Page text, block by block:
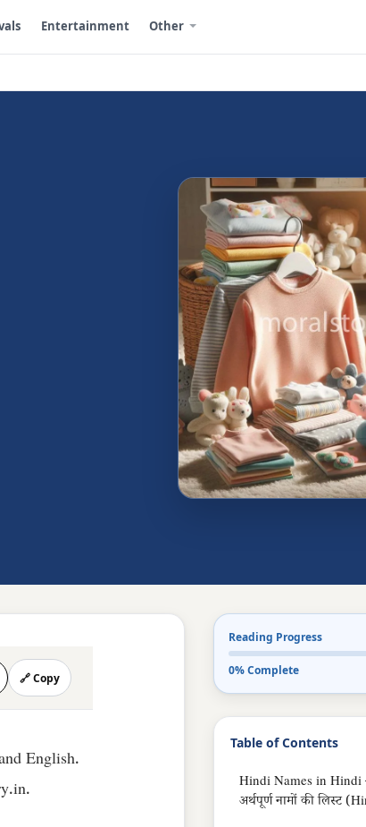
Entertainment Other
🔗 Copy
English.
Reading Progress
0% Complete
Table of Contents
Hindi Names in Hindi
अर्थपूर्ण नामों की लिस्ट